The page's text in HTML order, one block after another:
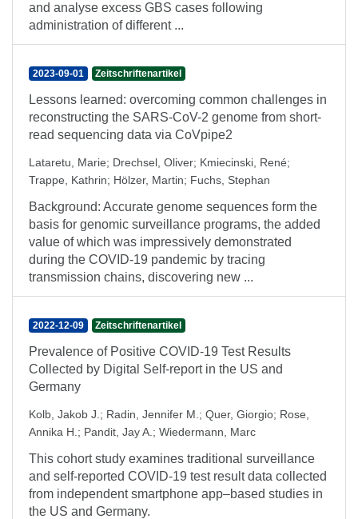
and analyse excess GBS cases following
administration of different ...
2023-09-01 Zeitschriftenartikel
Lessons learned: overcoming common challenges in
reconstructing the SARS-CoV-2 genome from short-
read sequencing data via CoVpipe2
Lataretu, Marie; Drechsel, Oliver; Kmiecinski, René;
Trappe, Kathrin; Hölzer, Martin; Fuchs, Stephan
Background: Accurate genome sequences form the
basis for genomic surveillance programs, the added
value of which was impressively demonstrated
during the COVID-19 pandemic by tracing
transmission chains, discovering new ...
2022-12-09 Zeitschriftenartikel
Prevalence of Positive COVID-19 Test Results
Collected by Digital Self-report in the US and
Germany
Kolb, Jakob J. ; Radin, Jennifer M. ; Quer, Giorgio; Rose,
Annika H. ; Pandit, Jay A. ; Wiedermann, Marc
This cohort study examines traditional surveillance
and self-reported COVID-19 test result data collected
from independent smartphone app–based studies in
the US and Germany.